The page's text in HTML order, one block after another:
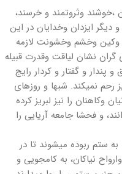
،خوشند وثروتمند و خرسند،
دیگر ایزدان وخدایان در این
وثروت، قهر وکین وخشم وخشونت لازمه
نشان لیاقت وقدرت قبیله
پندار و گفتار و کردار رایج
رحم نمیکند. شبها و روزهای
وکاهنان را نیز لبریز کرده
و فحشا جامعه آریایی را
به ستم ربوده میشوند تا در
نیاکان، به کامجویی و